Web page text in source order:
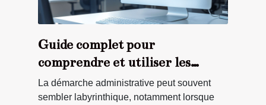
Guide complet pour
comprendre et utiliser les
extraits Kbis en ligne
La démarche administrative peut souvent
sembler labyrinthique, notamment lorsque